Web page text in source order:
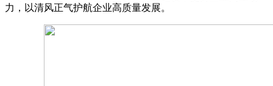
力，以清风正气护航企业高质量发展。